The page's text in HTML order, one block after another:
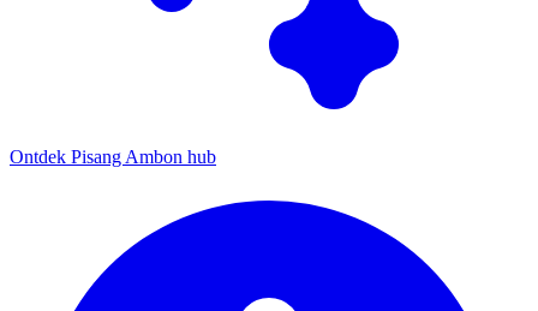
Ontdek Pisang Ambon hub